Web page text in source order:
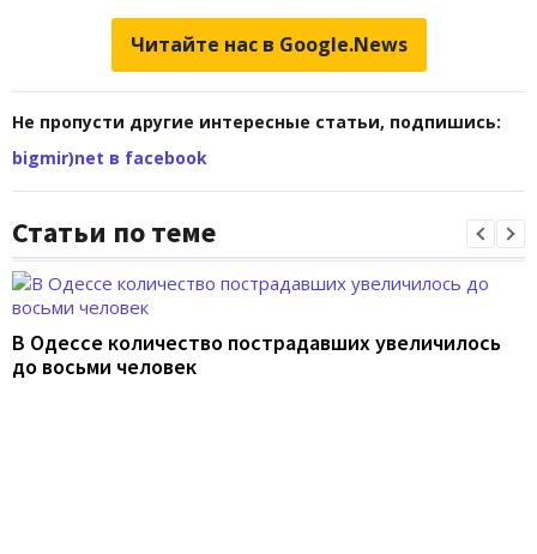
Читайте нас в Google.News
Не пропусти другие интересные статьи, подпишись:
bigmir)net в facebook
Статьи по теме
В Одессе количество пострадавших увеличилось
до восьми человек